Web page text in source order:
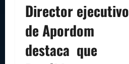
Director ejecutivo
de Apordom
destaca que